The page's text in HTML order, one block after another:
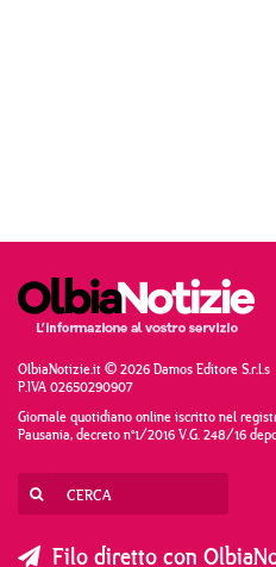
OlbiaNotizie.it © 2026 Damos Editore S.r.l.s
P.IVA 02650290907
Giornale quotidiano online iscritto nel
Pausania, decreto n°1/2016 V.G. 248/16
Filo diretto con